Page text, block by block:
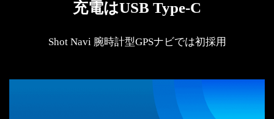
充電はUSB Type-C
Shot Navi 腕時計型GPSナビでは初採用